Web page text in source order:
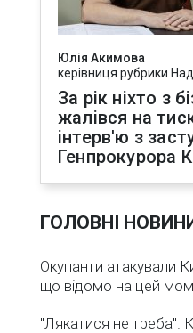
Юлія Акимова
керівниця рубрики
За рік ніхто з
жалівся на
інтерв'ю з
Генпрокурора
ГОЛОВНІ
Окупанти атакували
що відомо на цей
"Лякатися не треба".